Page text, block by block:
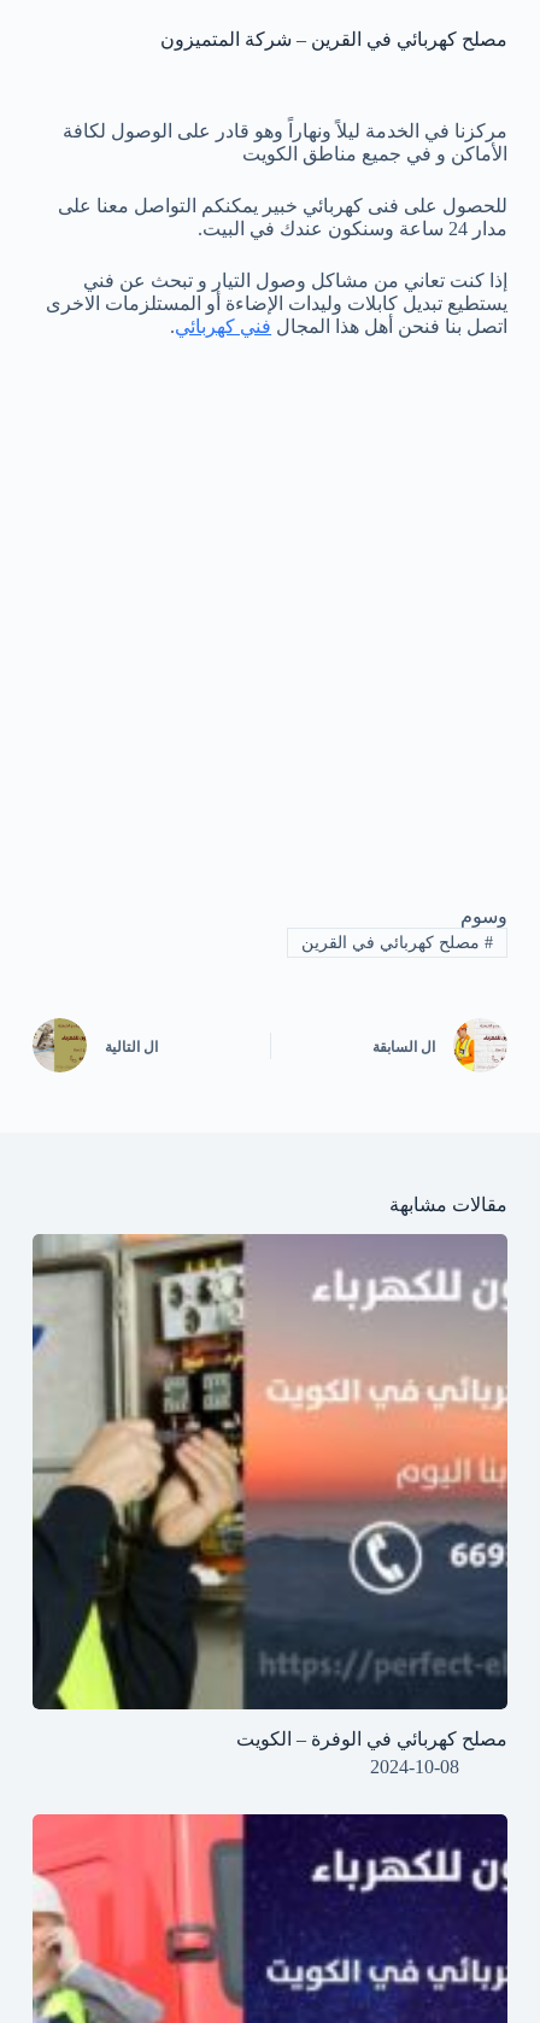
مصلح كهربائي في القرين – شركة المتميزون
مركزنا في الخدمة ليلاً ونهاراً وهو قادر على الوصول لكافة
الأماكن و في جميع مناطق الكويت
للحصول على فنى كهربائي خبير يمكنكم التواصل معنا على
مدار 24 ساعة وسنكون عندك في البيت.
إذا كنت تعاني من مشاكل وصول التيار و تبحث عن فني
يستطيع تبديل كابلات وليدات الإضاءة أو المستلزمات الاخرى
اتصل بنا فنحن أهل هذا المجال فني كهربائي.
وسوم
#مصلح كهربائي في القرين
ال السابقة ال التالية
مقالات مشابهة
مصلح كهربائي في الوفرة – الكويت
2024-10-08